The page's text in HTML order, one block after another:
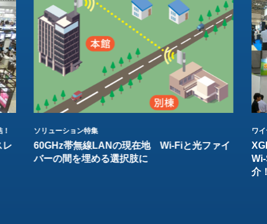
レ
ソリューション特集
60GHz帯無線LANの現在地 Wi-Fiと光ファイ
バーの間を埋める選択肢に
ワ
介